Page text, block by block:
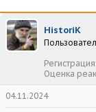
о
р
т
е
а
а
ч
л
а
HistoriK
Регистрация
Оценка
04.11.2024